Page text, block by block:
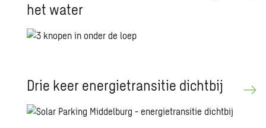
het water
Drie keer energietransitie dichtbij